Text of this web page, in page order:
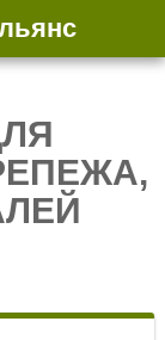
+886-